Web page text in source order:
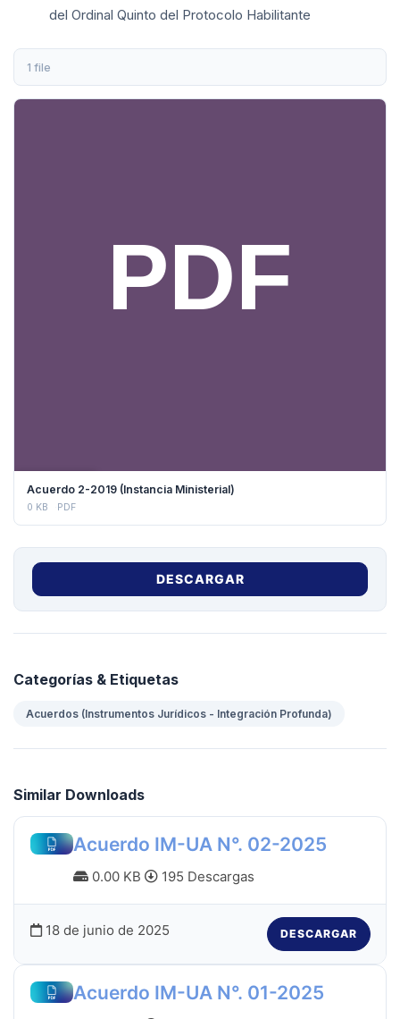
del Ordinal Quinto del Protocolo Habilitante
1 file
Acuerdo 2-2019 (Instancia Ministerial)
0 KB PDF
DESCARGAR
Categorías & Etiquetas
Acuerdos (Instrumentos Jurídicos - Integración Profunda)
Similar Downloads
Acuerdo IM-UA N°. 02-2025
0.00 KB 195 Descargas
18 de junio de 2025 DESCARGAR
Acuerdo IM-UA N°. 01-2025